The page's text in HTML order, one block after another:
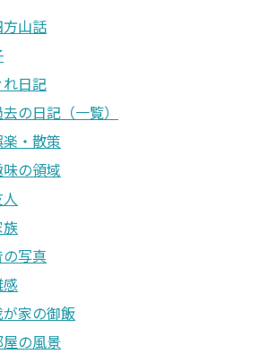
山話
日記
の日記（一覧）
・散策
の領域
の写真
家の御飯
の風景